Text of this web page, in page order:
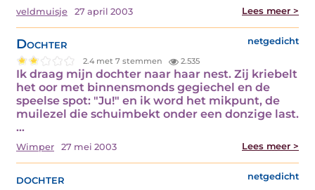
veldmuisje 27 april 2003 Lees meer >
Dochter netgedicht
2.4 met 7 stemmen 2.535
Ik draag mijn dochter naar haar nest. Zij kriebelt
het oor met binnensmonds gegiechel en de
speelse spot: "Ju!" en ik word het mikpunt, de
muilezel die schuimbekt onder een donzige last.
…
Wimper 27 mei 2003 Lees meer >
dochter netgedicht